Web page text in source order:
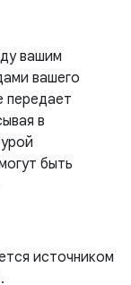
вашим
вашего
передает
в
быть
источником